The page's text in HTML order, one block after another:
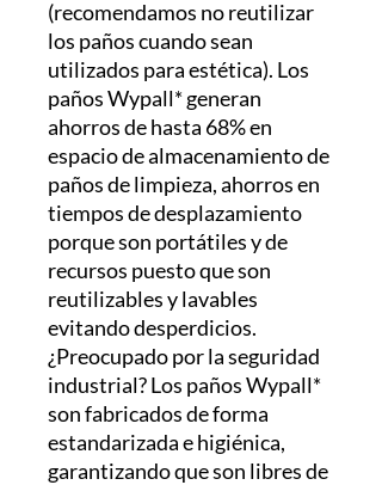
(recomendamos no reutilizar
los paños cuando sean
utilizados para estética). Los
paños Wypall* generan
ahorros de hasta 68% en
espacio de almacenamiento de
paños de limpieza, ahorros en
tiempos de desplazamiento
porque son portátiles y de
recursos puesto que son
reutilizables y lavables
evitando desperdicios.
¿Preocupado por la seguridad
industrial? Los paños Wypall*
son fabricados de forma
estandarizada e higiénica,
garantizando que son libres de